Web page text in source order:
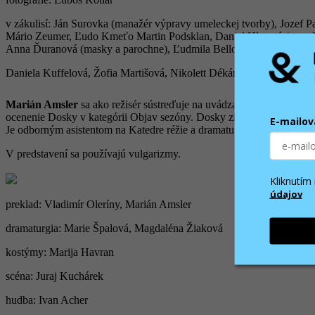
v zákulisí: Ján Surovka (manažér výpravy umeleckej tvorby), Jozef
Mário Zeumer, Ľudo Kmeťo Martin Podsklan, Daniel Hlavatý
Anna Ďuranová (masky a parochne), Ľudmila Bellová (garderóba),
Daniela Kuffelová, Žofia Martišová, Nikolett Dékány, Eva
Marián Amsler sa ako režisér sústreďuje na uvádzanie hier
ocenenie Dosky v kategórii Objav sezóny. Dosky získal tiež v
Je odborným asistentom na Katedre réžie a dramaturgie VŠMU v
V predstavení sa používajú vulgarizmy.
preklad: Vladimír Oleríny, Marián Amsler
dramaturgia: Marie Špalová, Magdaléna Žiaková
kostýmy: Marija Havran
scéna: Juraj Kuchárek
hudba: Ivan Acher
E-
Kliknutím
údajov